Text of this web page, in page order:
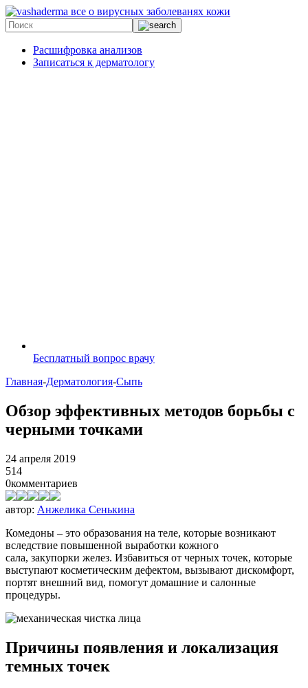
все о вирусных заболеванях кожи
Расшифровка анализов
Записаться к дерматологу
Бесплатный вопрос врачу
Главная-Дерматология-Сыпь
Обзор эффективных методов борьбы с
черными точками
24 апреля 2019
514
0комментариев
автор: Анжелика Сенькина
Комедоны – это образования на теле, которые возникают
вследствие повышенной выработки кожного
сала, закупорки желез. Избавиться от черных точек, которые
выступают косметическим дефектом, вызывают дискомфорт,
портят внешний вид, помогут домашние и салонные
процедуры.
Причины появления и локализация
темных точек